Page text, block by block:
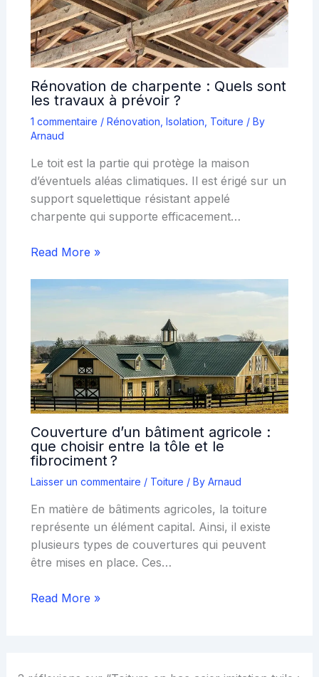
Rénovation de charpente : Quels sont
les travaux à prévoir ?
1 commentaire / Rénovation Isolation Toiture / By
Arnaud
Le toit est la partie qui protège la maison
d’éventuels aléas climatiques. Il est érigé sur un
support squelettique résistant appelé
charpente qui supporte efficacement…
Read More »
Couverture d’un bâtiment agricole :
que choisir entre la tôle et le
fibrociment ?
Laisser un commentaire / Toiture / By Arnaud
En matière de bâtiments agricoles, la toiture
représente un élément capital. Ainsi, il existe
plusieurs types de couvertures qui peuvent
être mises en place. Ces…
Read More »